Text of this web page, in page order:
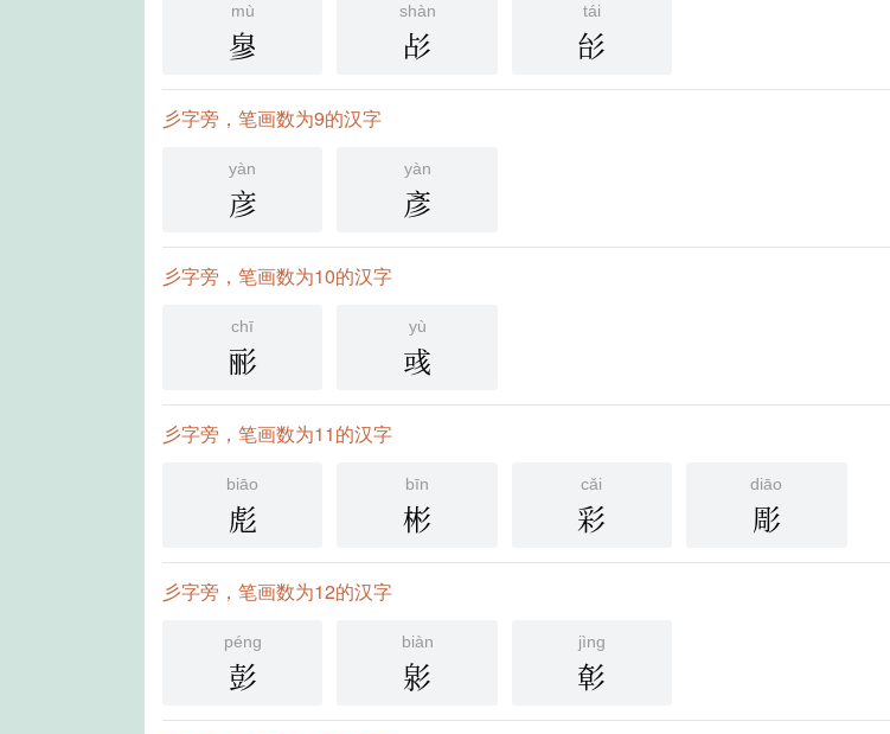
mù
㣎
shàn
㣌
tái
㣍
彡字旁，笔画数为9的汉字
yàn
彦
yàn
彥
彡字旁，笔画数为10的汉字
chī
彨
yù
彧
彡字旁，笔画数为11的汉字
biāo
彪
bīn
彬
cǎi
彩
diāo
彫
彡字旁，笔画数为12的汉字
péng
彭
biàn
㣐
jìng
㣏